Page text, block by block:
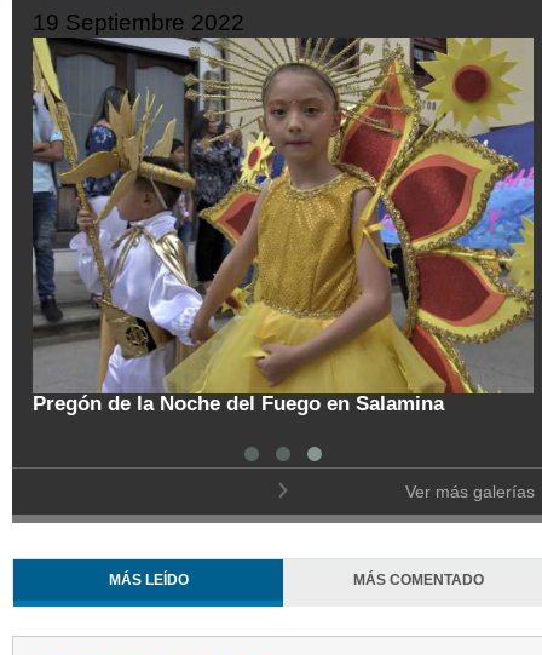
19 Septiembre 2022
Pregón de la Noche del Fuego en Salamina
Ver más galerías
MÁS LEÍDO MÁS COMENTADO